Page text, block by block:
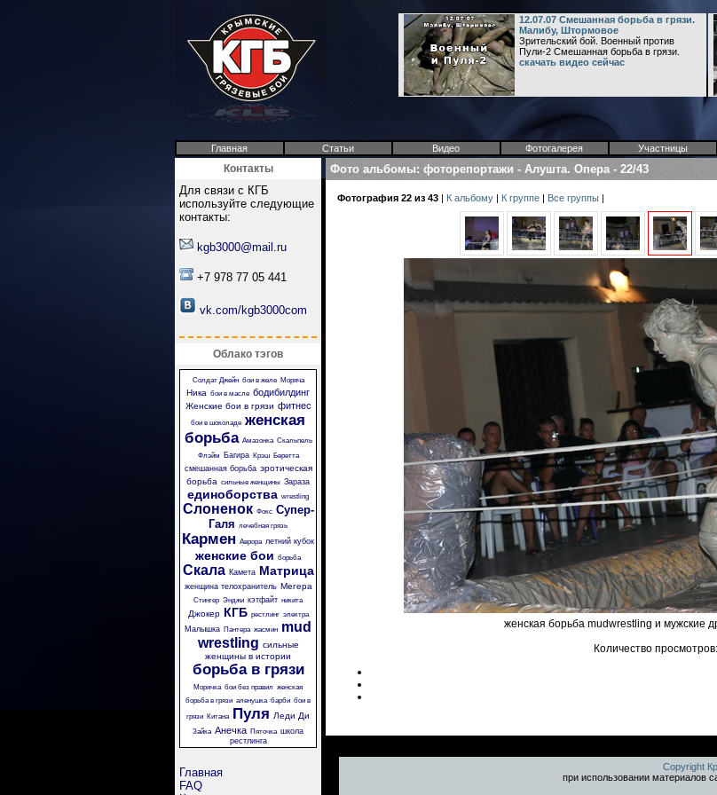
12.07.07 Смешанная борьба в грязи.
Малибу, Штормовое
Зрительский бой. Военный против
Пули-2 Смешанная борьба в грязи.
скачать видео сейчас
Главная
Статьи Видео Фотогалерея Участницы
Контакты
Для связи с КГБ
используйте следующие
контакты:
kgb3000@mail.ru
+7 978 77 05 441
vk.com/kgb3000com
Облако тэгов
Солдат Джейн бои в желе Моряча
Ника бои в масле бодибилдинг
Женские бои в грязи фитнес
бои в шоколаде женская
борьба Амазонка Скальпель
Флэйм
Багира Крэш Беретта
смешанная борьба эротическая
борьба сильные женщины Зараза
единоборства wrestling
Слоненок Фокс Супер-
Галя лечебная грязь
Кармен Аврора летний кубок
женские бои борьба
Скала Камета Матрица
женщина телохранитель Мегера
Стингер Энджи кэтфайт никита
Джокер КГБ рестлинг электра
Малышка Пантера жасмин mud
wrestling сильные
женщины в истории
борьба в грязи
Морячка бои без правил женская
борьба в грязи аленушка барби бои в
грязи Китана Пуля Леди Ди
Зайка Анечка Пяточка школа
рестлинга
Главная
FAQ
Фото альбомы: фоторепортажи - Алушта. Опера- 22/43
Фотография 22 из 43 | К альбому | К группе | Все группы |
женская борьба mudwrestling и мужские
Количество
Copyright
при использовании материалов